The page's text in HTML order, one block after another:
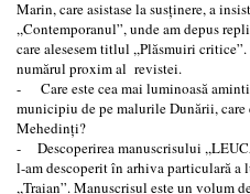
Marin, care asistase la susţinere, a
,,Contemporanul”, unde am depus
care alesesem titlul ,,Plăsmuiri
numărul proxim al revistei.
- Care este cea mai luminoasă
municipiu de pe malurile Dunării,
Mehedinţi?
- Descoperirea manuscrisului
l-am descoperit în arhiva particulară
,,Traian”. Manuscrisul este un volum